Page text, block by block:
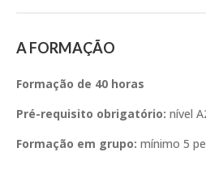
A FORMAÇÃO
Formação de 40 horas
Pré-requisito obrigatório: nível
Formação em grupo: mínimo 5